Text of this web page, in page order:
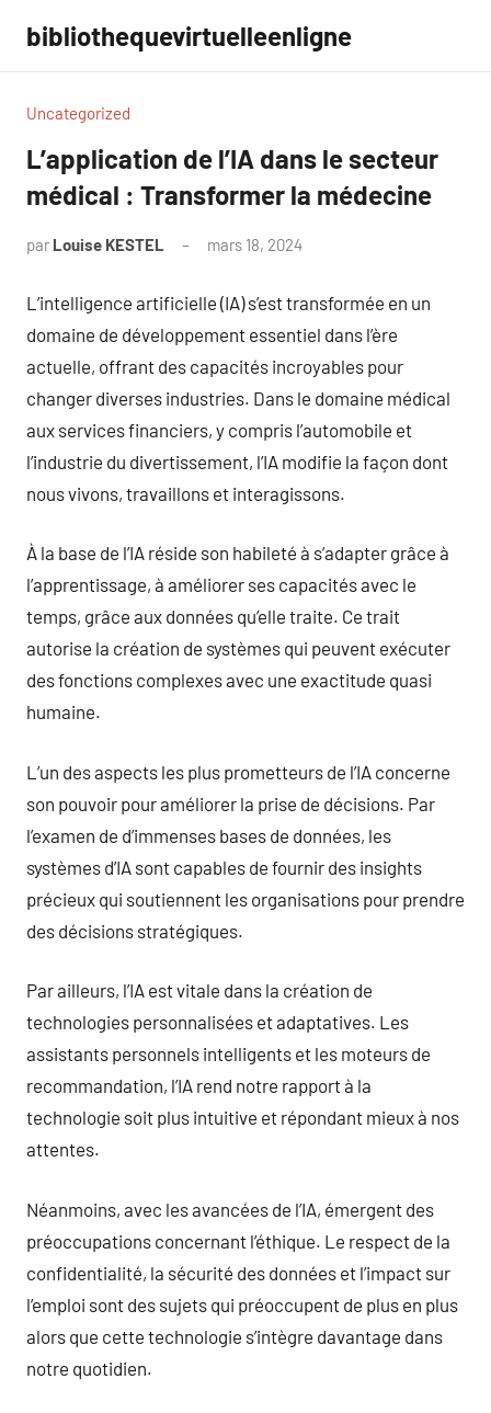
contenu
bibliothequevirtuelleenligne
Uncategorized
L’application de l’IA dans le secteur
médical : Transformer la médecine
par Louise KESTEL mars 18, 2024
L’intelligence artificielle (IA) s’est transformée en un
domaine de développement essentiel dans l’ère
actuelle, offrant des capacités incroyables pour
changer diverses industries. Dans le domaine médical
aux services financiers, y compris l’automobile et
l’industrie du divertissement, l’IA modifie la façon dont
nous vivons, travaillons et interagissons.
À la base de l’IA réside son habileté à s’adapter grâce à
l’apprentissage, à améliorer ses capacités avec le
temps, grâce aux données qu’elle traite. Ce trait
autorise la création de systèmes qui peuvent exécuter
des fonctions complexes avec une exactitude quasi
humaine.
L’un des aspects les plus prometteurs de l’IA concerne
son pouvoir pour améliorer la prise de décisions. Par
l’examen de d’immenses bases de données, les
systèmes d’IA sont capables de fournir des insights
précieux qui soutiennent les organisations pour prendre
des décisions stratégiques.
Par ailleurs, l’IA est vitale dans la création de
technologies personnalisées et adaptatives. Les
assistants personnels intelligents et les moteurs de
recommandation, l’IA rend notre rapport à la
technologie soit plus intuitive et répondant mieux à nos
attentes.
Néanmoins, avec les avancées de l’IA, émergent des
préoccupations concernant l’éthique. Le respect de la
confidentialité, la sécurité des données et l’impact sur
l’emploi sont des sujets qui préoccupent de plus en plus
alors que cette technologie s’intègre davantage dans
notre quotidien.